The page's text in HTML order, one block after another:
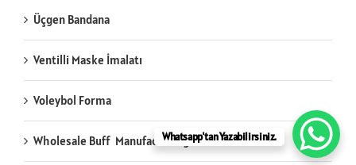
Üçgen Bandana
Ventilli Maske İmalatı
Voleybol Forma
Wholesale Buff ManufacturingWhatsapp'tan Yazabilirsiniz.